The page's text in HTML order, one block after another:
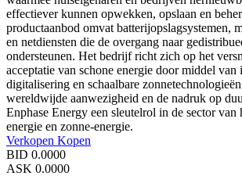
effectiever kunnen opwekken, opslaan en
productaanbod omvat batterijopslagsystemen,
en netdiensten die de overgang naar
ondersteunen. Het bedrijf richt zich op het
acceptatie van schone energie door middel van
digitalisering en schaalbare
wereldwijde aanwezigheid en de nadruk op
Enphase Energy een sleutelrol in de sector van
energie en zonne-energie.
Verkopen Kopen
BID 0.0000
ASK 0.0000